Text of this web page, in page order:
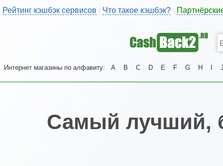
Рейтинг кэшбэк сервисов | Что такое кэшбэк?
Интернет магазины по алфавиту: A B C D E F G H
Самый лучший,